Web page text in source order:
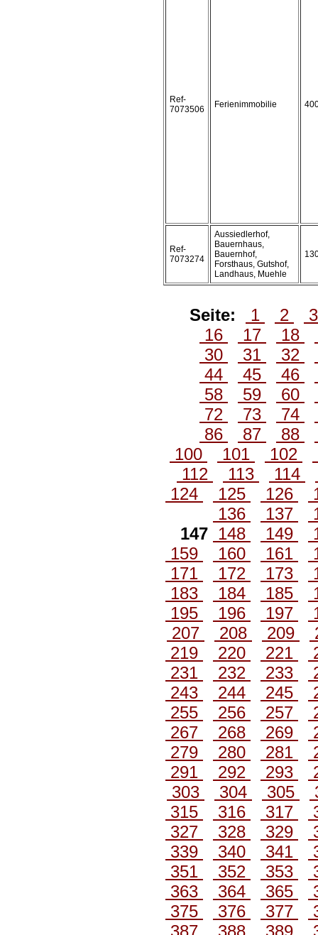
Ref-
7073506
Ferienimmobilie
Ref-
7073274
Aussiedlerhof,
Bauernhaus,
Bauernhof,
Forsthaus, Gutshof,
Landhaus, Muehle
Seite: 1 2
16
17 18
30
31 32
44
45 46
58
59 60
72
73 74
86
87 88
100
101 102
112
113 114
124
125 126
136
137
147 148 149
159
160 161
171
172 173
183
184 185
195
196 197
207
208 209
219
220 221
231
232 233
243
244 245
255
256 257
267
268 269
279
280 281
291
292 293
303
304 305
315
316 317
327
328 329
339
340 341
351
352 353
363
364 365
375
376 377
387
388 389